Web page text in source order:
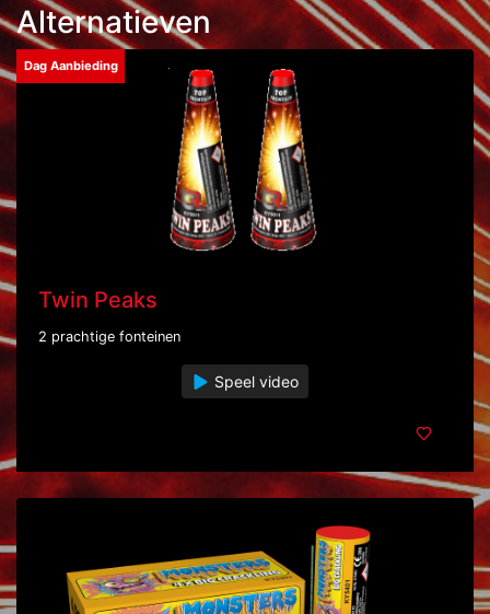
Alternatieven
Dag Aanbieding
Twin Peaks
2 prachtige fonteinen
Speel video